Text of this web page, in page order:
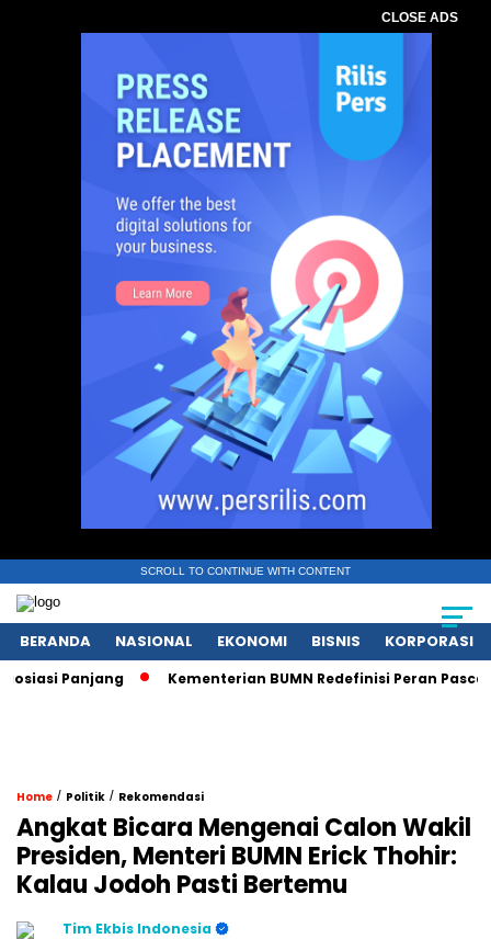
CLOSE ADS
SCROLL TO CONTINUE WITH CONTENT
BERANDA NASIONAL EKONOMI BISNIS KORPORASI
Panjang Kementerian BUMN Redefinisi Peran Pasca
Home / Politik / Rekomendasi
Angkat Bicara Mengenai Calon Wakil
Presiden, Menteri BUMN Erick Thohir:
Kalau Jodoh Pasti Bertemu
Tim Ekbis Indonesia